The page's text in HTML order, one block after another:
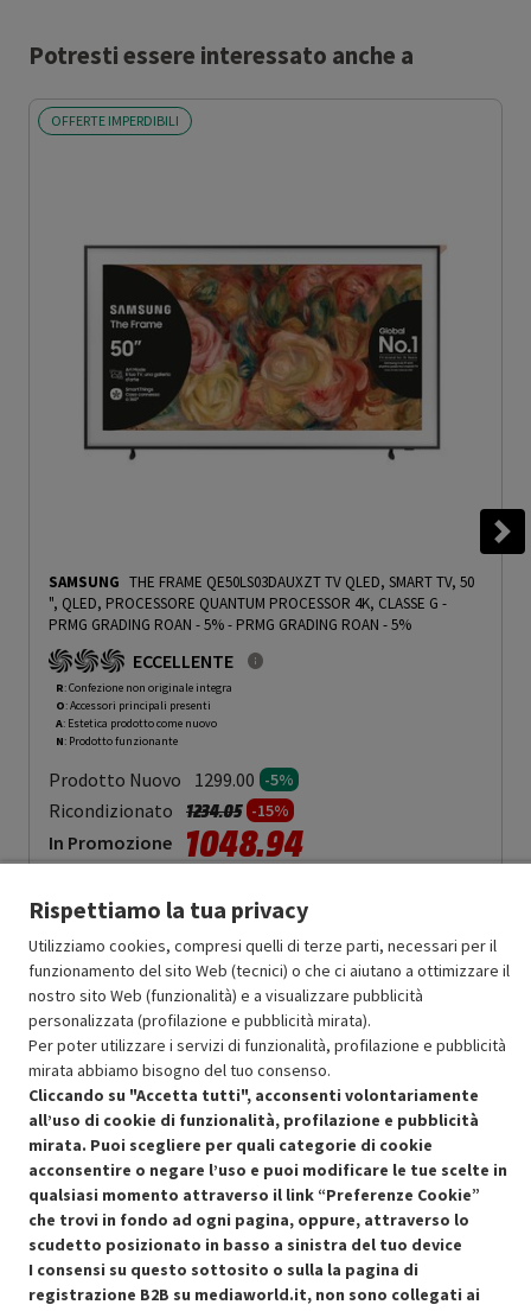
Potresti essere interessato anche a
OFFERTE IMPERDIBILI
SAMSUNG THE FRAME QE50LS03DAUXZT TV QLED, SMART TV, 50
", QLED, PROCESSORE QUANTUM PROCESSOR 4K, CLASSE G -
PRMG GRADING ROAN - 5%- PRMG GRADING ROAN - 5%
ECCELLENTE
R: Confezione non originale integra
O: Accessori principali presenti
A: Estetica prodotto come nuovo
N: Prodotto funzionante
Prodotto Nuovo 1299.00 -5%
Ricondizionato Prezzo ridotto da
1234.05a-15%
In Promozione 1048.94
Aggiungi al carrello
OFFERTE IMPERDIBILI
Risparmio garantito rispetto al corrispondente prodotto nuovo.
Condizioni generali di vendita
Cookie Policy
Preferenze cookie
Recedere dal contratto qui
Rispettiamo la tua privacy
Utilizziamo cookies, compresi quelli di terze parti, necessari per il
funzionamento del sito Web (tecnici) o che ci aiutano a ottimizzare il
nostro sito Web (funzionalità) e a visualizzare pubblicità
personalizzata (profilazione e pubblicità mirata).
Per poter utilizzare i servizi di funzionalità, profilazione e pubblicità
mirata abbiamo bisogno del tuo consenso.
Cliccando su "Accetta tutti", acconsenti volontariamente
all’uso di cookie di funzionalità, profilazione e pubblicità
mirata. Puoi scegliere per quali categorie di cookie
acconsentire o negare l’uso e puoi modificare le tue scelte in
qualsiasi momento attraverso il link “Preferenze Cookie”
che trovi in fondo ad ogni pagina, oppure, attraverso lo
scudetto posizionato in basso a sinistra del tuo device
I consensi su questo sottosito o sulla la pagina di
registrazione B2B su mediaworld.it, non sono collegati ai